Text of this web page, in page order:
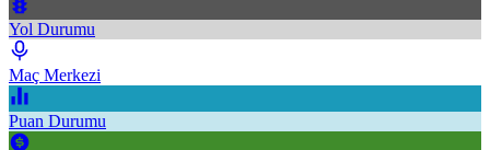
Yol Durumu
Maç Merkezi
Puan Durumu